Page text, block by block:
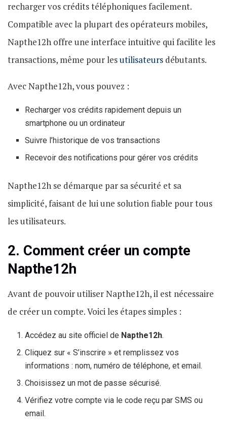
recharger vos crédits téléphoniques facilement.
Compatible avec la plupart des opérateurs mobiles,
Napthe12h offre une interface intuitive qui facilite les
transactions, même pour lesutilisateurs débutants.
Avec Napthe12h, vous pouvez :
Recharger vos crédits rapidement depuis un
smartphone ou un ordinateur
Suivre l’historique de vos transactions
Recevoir des notifications pour gérer vos crédits
Napthe12h se démarque par sa sécurité et sa
simplicité, faisant de lui une solution fiable pour tous
les utilisateurs.
2. Comment créer un compte
Napthe12h
Avant de pouvoir utiliser Napthe12h, il est nécessaire
de créer un compte. Voici les étapes simples :
Accédez au site officiel de Napthe12h.
Cliquez sur « S’inscrire » et remplissez vos
informations : nom, numéro de téléphone, et email.
Choisissez un mot de passe sécurisé.
Vérifiez votre compte via le code reçu par SMS ou
email.